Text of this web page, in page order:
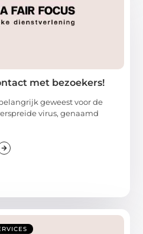
met bezoekers!
geweest voor de
virus, genaamd